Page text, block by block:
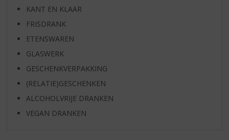
KANT EN KLAAR
FRISDRANK
ETENSWAREN
GLASWERK
GESCHENKVERPAKKING
(RELATIE)GESCHENKEN
ALCOHOLVRIJE DRANKEN
VEGAN DRANKEN